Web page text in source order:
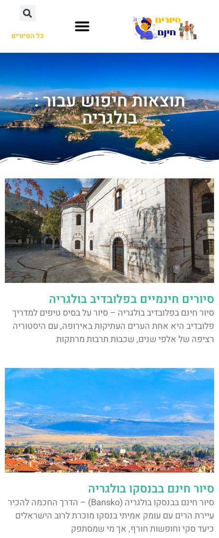
כל הסיורים
תוצאות חיפוש עבור :
בולגריה
סיורים חינמיים בפלובדיב בולגריה
סיור חינם בפלובדיב בולגריה – סיור על בסיס טיפים למדריך
פלובדיב היא אחת הערים העתיקות באירופה, עם היסטוריה
רציפה של אלפי שנים, שכבות תרבות מרתקות
סיור חינם בבנסקו בולגריה
סיור חינם בבנסקו בולגריה (Bansko) – הדרך החכמה להכיר
עיירת הרים עם עומק אמיתי בנסקו מוכרת לרוב הישראלים
כיעד סקי וחופשות חורף, אך מי שמסתפק